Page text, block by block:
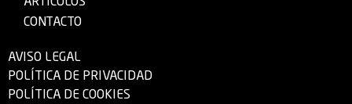
ARTÍCULOS
CONTACTO
AVISO LEGAL
POLÍTICA DE PRIVACIDAD
POLÍTICA DE COOKIES